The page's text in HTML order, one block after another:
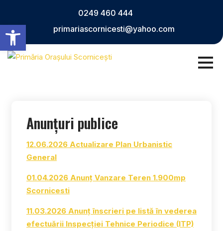
content
0249 460 444
primariascornicesti@yahoo.com
Anunțuri publice
12.06.2026 Actualizare Plan Urbanistic
General
01.04.2026 Anunț Vanzare Teren 1.900mp
Scornicesti
11.03.2026 Anunț înscrieri pe listă în vederea
efectuării Inspecției Tehnice Periodice (ITP)
Deschide bara de unelte